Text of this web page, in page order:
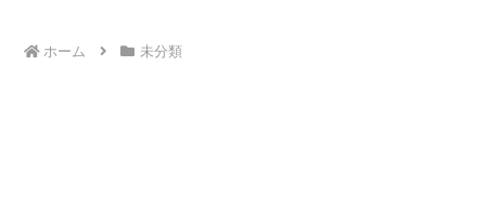
ホーム 未分類